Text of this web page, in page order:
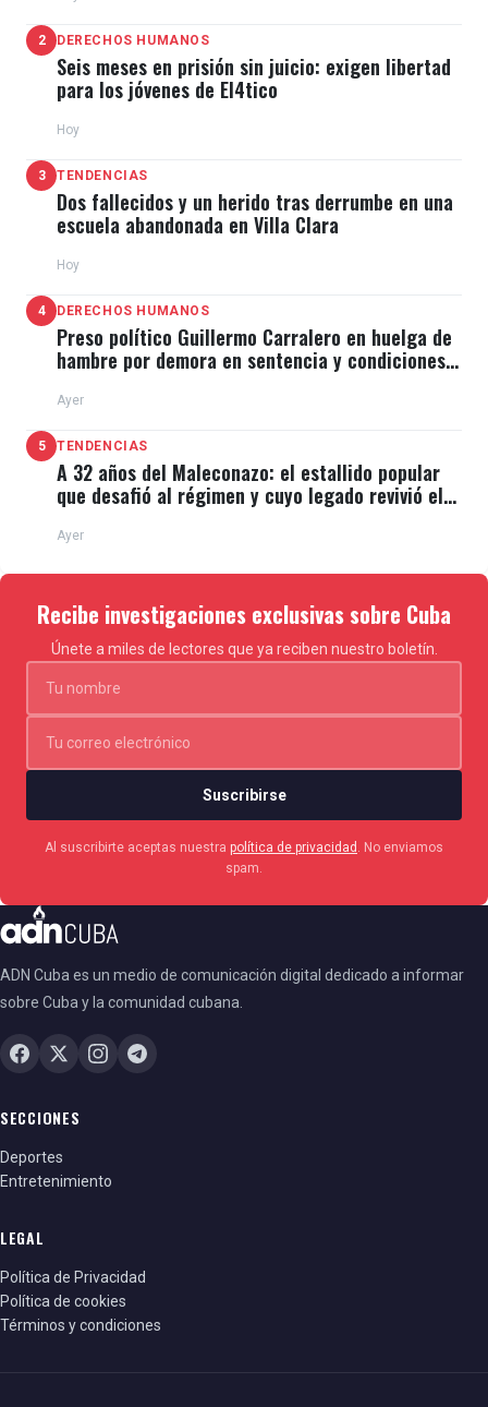
2 DERECHOS HUMANOS
Seis meses en prisión sin juicio: exigen libertad
para los jóvenes de El4tico
Hoy
3 TENDENCIAS
Dos fallecidos y un herido tras derrumbe en una
escuela abandonada en Villa Clara
Hoy
4 DERECHOS HUMANOS
Preso político Guillermo Carralero en huelga de
hambre por demora en sentencia y condiciones
Ayer
5 TENDENCIAS
A 32 años del Maleconazo: el estallido popular
que desafió al régimen y cuyo legado revivió el
Ayer
Recibe investigaciones exclusivas sobre Cuba
Únete a miles de lectores que ya reciben nuestro boletín.
Suscribirse
Al suscribirte aceptas nuestra política de privacidad . No enviamos
spam.
ADN Cuba es un medio de comunicación digital dedicado a informar
sobre Cuba y la comunidad cubana.
SECCIONES
Deportes
Entretenimiento
LEGAL
Política de Privacidad
Política de cookies
Términos y condiciones